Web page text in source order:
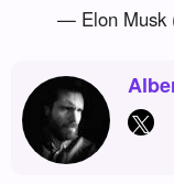
— Elon Musk